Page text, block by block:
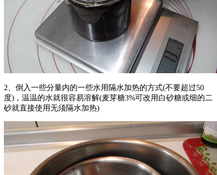
2、倒入一些分量内的一些水用隔水加热的方式(不要超过50
度)，温温的水就很容易溶解(麦芽糖3%可改用白砂糖或细的二
砂就直接使用无须隔水加热)